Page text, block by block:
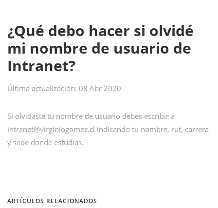
¿Qué debo hacer si olvidé
mi nombre de usuario de
Intranet?
Última actualización: 08 Abr 2020
Si olvidaste tu nombre de usuario debes escribir a
intranet@virginiogomez.cl indicando tu nombre, rut, carrera
y sede donde estudias.
ARTÍCULOS RELACIONADOS